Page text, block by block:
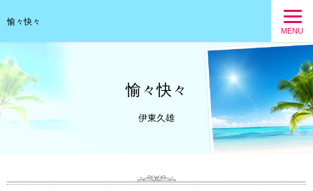
愉々快々
MENU
愉々快々
伊東久雄